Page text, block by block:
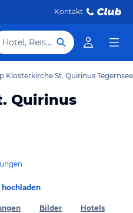
Kontakt
Hotel, Reiseziel
Klosterkirche St. Quirinus Tegernsee
Quirinus
hochladen
Bilder Hotels